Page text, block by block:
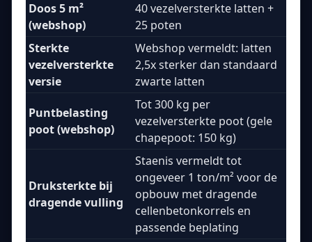
Doos 5 m²
(webshop)
40 vezelversterkte latten +
25 poten
Sterkte
vezelversterkte
versie
Webshop vermeldt: latten
2,5x sterker dan standaard
zwarte latten
Puntbelasting
poot (webshop)
Tot 300 kg per
vezelversterkte poot (gele
chapepoot: 150 kg)
Druksterkte bij
dragende vulling
Staenis vermeldt tot
ongeveer 1 ton/m² voor de
opbouw met dragende
cellenbetonkorrels en
passende beplating